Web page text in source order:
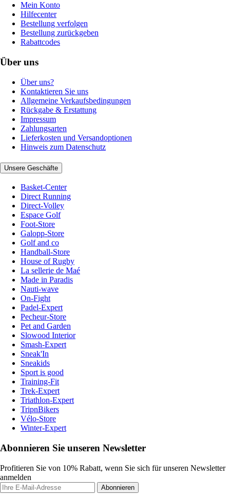
Mein Konto
Hilfecenter
Bestellung verfolgen
Bestellung zurückgeben
Rabattcodes
Über uns
Über uns?
Kontaktieren Sie uns
Allgemeine Verkaufsbedingungen
Rückgabe & Erstattung
Impressum
Zahlungsarten
Lieferkosten und Versandoptionen
Hinweis zum Datenschutz
Unsere Geschäfte
Basket-Center
Direct Running
Direct-Volley
Espace Golf
Foot-Store
Galopp-Store
Golf and co
Handball-Store
House of Rugby
La sellerie de Maé
Made in Paradis
Nauti-wave
On-Fight
Padel-Expert
Pecheur-Store
Pet and Garden
Slowood Interior
Smash-Expert
Sneak'In
Sneakids
Sport is good
Training-Fit
Trek-Expert
Triathlon-Expert
TripnBikers
Vélo-Store
Winter-Expert
Abonnieren Sie unseren Newsletter
Profitieren Sie von 10% Rabatt, wenn Sie sich für unseren Newsletter
anmelden
Abonnieren